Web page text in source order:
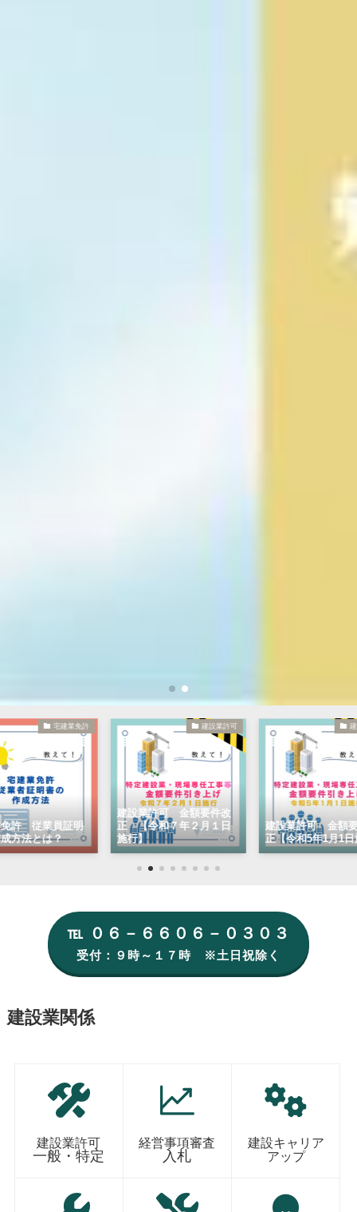
宅建業免許
免許 従業員証明
方法とは？
建設業許可
建設業許可 金額要件改
正 【令和７年２月１日
施行】
建設業許可 金額
正【令和5年1月1
℡ ０６－６６０６－０３０３
受付：９時～１７時 ※土日祝除く
建設業関係
建設業許可
一般・特定
経営事項審査
入札
建設キャリア
アップ